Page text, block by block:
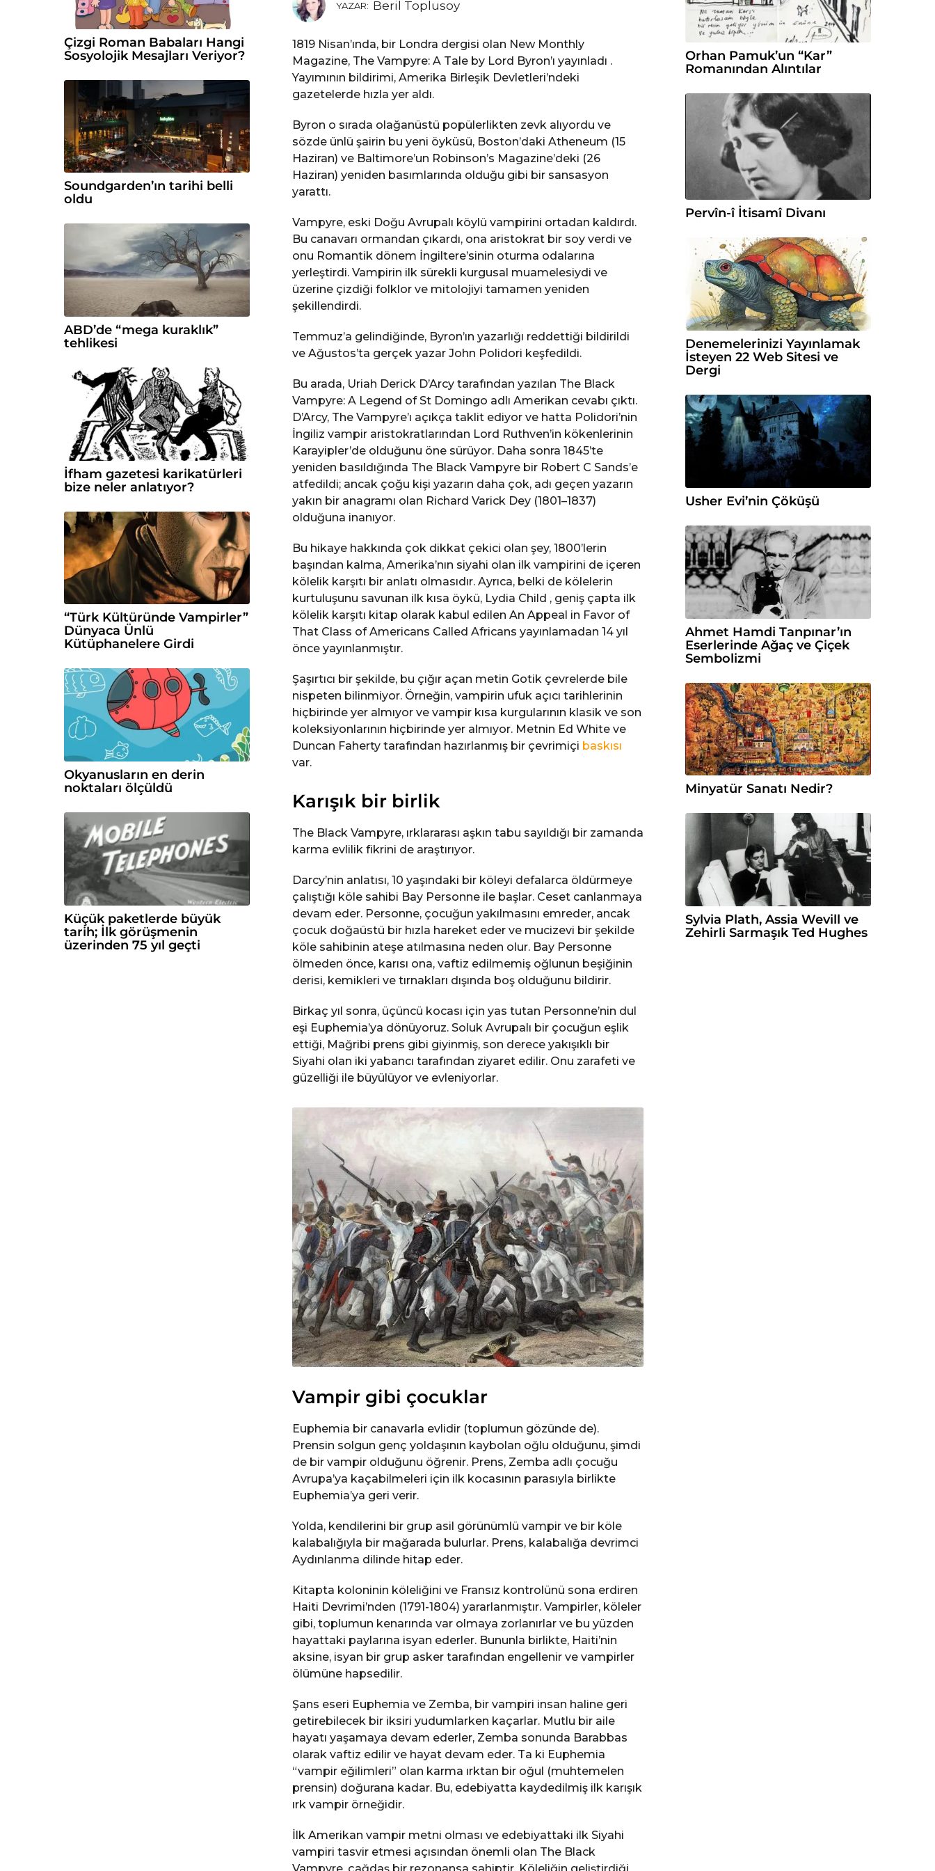
c
YAZAR: Beril Toplusoy
1819 Nisan’ında, bir Londra dergisi olan New Monthly
Magazine, The Vampyre: A Tale by Lord Byron’ı yayınladı .
Yayımının bildirimi, Amerika Birleşik Devletleri’ndeki
gazetelerde hızla yer aldı.
Byron o sırada olağanüstü popülerlikten zevk alıyordu ve
sözde ünlü şairin bu yeni öyküsü, Boston’daki Atheneum (15
Haziran) ve Baltimore’un Robinson’s Magazine’deki (26
Haziran) yeniden basımlarında olduğu gibi bir sansasyon
yarattı.
Vampyre, eski Doğu Avrupalı ​​köylü vampirini ortadan kaldırdı.
Bu canavarı ormandan çıkardı, ona aristokrat bir soy verdi ve
onu Romantik dönem İngiltere’sinin oturma odalarına
yerleştirdi. Vampirin ilk sürekli kurgusal muamelesiydi ve
üzerine çizdiği folklor ve mitolojiyi tamamen yeniden
şekillendirdi.
Temmuz’a gelindiğinde, Byron’ın yazarlığı reddettiği bildirildi
ve Ağustos’ta gerçek yazar John Polidori keşfedildi.
Bu arada, Uriah Derick D’Arcy tarafından yazılan The Black
Vampyre: A Legend of St Domingo adlı Amerikan cevabı çıktı.
D’Arcy, The Vampyre’ı açıkça taklit ediyor ve hatta Polidori’nin
İngiliz vampir aristokratlarından Lord Ruthven’in kökenlerinin
Karayipler’de olduğunu öne sürüyor. Daha sonra 1845’te
yeniden basıldığında The Black Vampyre bir Robert C Sands’e
atfedildi; ancak çoğu kişi yazarın daha çok, adı geçen yazarın
yakın bir anagramı olan Richard Varick Dey (1801–1837)
olduğuna inanıyor.
Bu hikaye hakkında çok dikkat çekici olan şey, 1800’lerin
başından kalma, Amerika’nın siyahi olan ilk vampirini de içeren
kölelik karşıtı bir anlatı olmasıdır. Ayrıca, belki de kölelerin
kurtuluşunu savunan ilk kısa öykü, Lydia Child , geniş çapta ilk
kölelik karşıtı kitap olarak kabul edilen An Appeal in Favor of
That Class of Americans Called Africans yayınlamadan 14 yıl
önce yayınlanmıştır.
Şaşırtıcı bir şekilde, bu çığır açan metin Gotik çevrelerde bile
nispeten bilinmiyor. Örneğin, vampirin ufuk açıcı tarihlerinin
hiçbirinde yer almıyor ve vampir kısa kurgularının klasik ve son
koleksiyonlarının hiçbirinde yer almıyor. Metnin Ed White ve
Duncan Faherty tarafından hazırlanmış bir çevrimiçi baskısı
var.
Karışık bir birlik
The Black Vampyre, ırklararası aşkın tabu sayıldığı bir zamanda
karma evlilik fikrini de araştırıyor.
Darcy’nin anlatısı, 10 yaşındaki bir köleyi defalarca öldürmeye
çalıştığı köle sahibi Bay Personne ile başlar. Ceset canlanmaya
devam eder. Personne, çocuğun yakılmasını emreder, ancak
çocuk doğaüstü bir hızla hareket eder ve mucizevi bir şekilde
köle sahibinin ateşe atılmasına neden olur. Bay Personne
ölmeden önce, karısı ona, vaftiz edilmemiş oğlunun beşiğinin
derisi, kemikleri ve tırnakları dışında boş olduğunu bildirir.
Birkaç yıl sonra, üçüncü kocası için yas tutan Personne’nin dul
eşi Euphemia’ya dönüyoruz. Soluk Avrupalı ​​bir çocuğun eşlik
ettiği, Mağribi prens gibi giyinmiş, son derece yakışıklı bir
Siyahi olan iki yabancı tarafından ziyaret edilir. Onu zarafeti ve
güzelliği ile büyülüyor ve evleniyorlar.
Vampir gibi çocuklar
Euphemia bir canavarla evlidir (toplumun gözünde de).
Prensin solgun genç yoldaşının kaybolan oğlu olduğunu, şimdi
de bir vampir olduğunu öğrenir. Prens, Zemba adlı çocuğu
Avrupa’ya kaçabilmeleri için ilk kocasının parasıyla birlikte
Euphemia’ya geri verir.
Yolda, kendilerini bir grup asil görünümlü vampir ve bir köle
kalabalığıyla bir mağarada bulurlar. Prens, kalabalığa devrimci
Aydınlanma dilinde hitap eder.
Kitapta koloninin köleliğini ve Fransız kontrolünü sona erdiren
Haiti Devrimi’nden (1791-1804) yararlanmıştır. Vampirler, köleler
gibi, toplumun kenarında var olmaya zorlanırlar ve bu yüzden
hayattaki paylarına isyan ederler. Bununla birlikte, Haiti’nin
aksine, isyan bir grup asker tarafından engellenir ve vampirler
ölümüne hapsedilir.
Şans eseri Euphemia ve Zemba, bir vampiri insan haline geri
getirebilecek bir iksiri yudumlarken kaçarlar. Mutlu bir aile
hayatı yaşamaya devam ederler, Zemba sonunda Barabbas
olarak vaftiz edilir ve hayat devam eder. Ta ki Euphemia
“vampir eğilimleri” olan karma ırktan bir oğul (muhtemelen
prensin) doğurana kadar. Bu, edebiyatta kaydedilmiş ilk karışık
ırk vampir örneğidir.
İlk Amerikan vampir metni olması ve edebiyattaki ilk Siyahi
vampiri tasvir etmesi açısından önemli olan The Black
Çizgi Roman Babaları Hangi
Sosyolojik Mesajları Veriyor?
Soundgarden’ın tarihi belli
oldu
ABD’de “mega kuraklık”
tehlikesi
İfham gazetesi karikatürleri
bize neler anlatıyor?
“Türk Kültüründe Vampirler”
Dünyaca Ünlü
Kütüphanelere Girdi
Okyanusların en derin
noktaları ölçüldü
Küçük paketlerde büyük
tarih; İlk görüşmenin
üzerinden 75 yıl geçti
Orhan Pamuk’un “Kar”
Romanından Alıntılar
Pervîn-î İtisamî Divanı
Denemelerinizi Yayınlamak
İsteyen 22 Web Sitesi ve
Dergi
Usher Evi’nin Çöküşü
Ahmet Hamdi Tanpınar’ın
Eserlerinde Ağaç ve Çiçek
Sembolizmi
Minyatür Sanatı Nedir?
Sylvia Plath, Assia Wevill ve
Zehirli Sarmaşık Ted Hughes